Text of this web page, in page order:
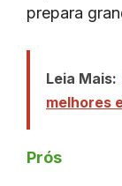
prepara
Leia Mais:
melhores
Prós